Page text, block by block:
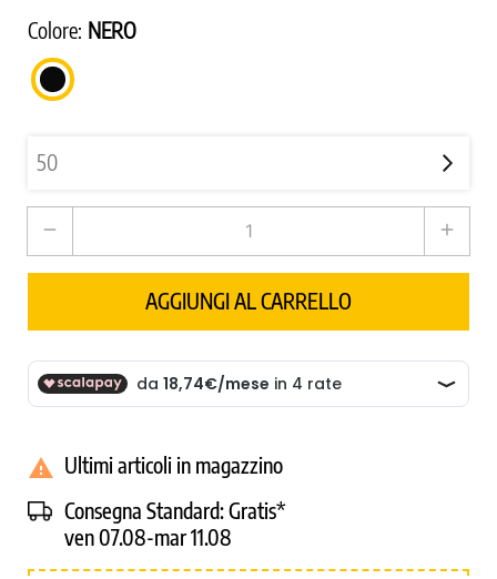
Colore: NERO
NERO
remove add
AGGIUNGI AL CARRELLO
 Ultimi articoli in magazzino
Consegna Standard:Gratis*
ven 07.08-mar 11.08